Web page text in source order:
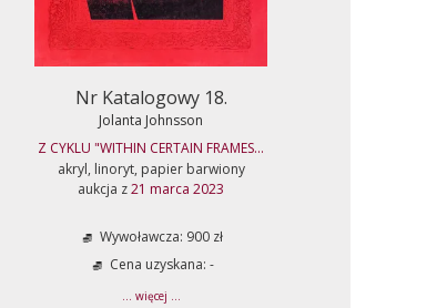
Nr Katalogowy 18.
Jolanta Johnsson
Z CYKLU "WITHIN CERTAIN FRAMES...
akryl, linoryt, papier barwiony
aukcja z21 marca 2023
Wywoławcza: 900 zł
Cena uzyskana: -
... więcej ...